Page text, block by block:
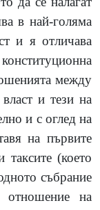
в най-голяма
и я отличава
между
и тези на
и с оглед на
на първите
таксите (което
събрание
на